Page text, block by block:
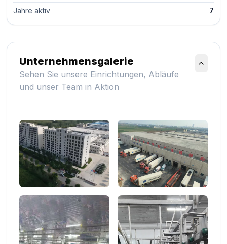
Unternehmensgalerie
Sehen Sie unsere Einrichtungen, Abläufe
und unser Team in Aktion
Jahre aktiv
7